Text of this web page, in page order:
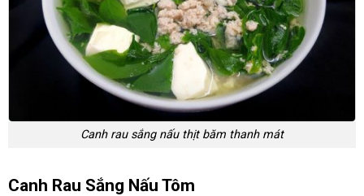
Canh rau sắng nấu thịt băm thanh mát
Canh Rau Sắng Nấu Tôm